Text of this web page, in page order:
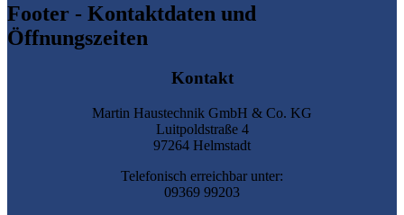
Footer - Kontaktdaten und
Öffnungszeiten
Kontakt
Martin Haustechnik GmbH & Co. KG
Luitpoldstraße 4
97264 Helmstadt
Telefonisch erreichbar unter:
09369 99203